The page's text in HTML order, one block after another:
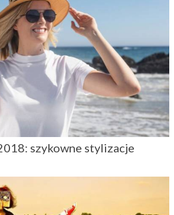
szykowne stylizacje